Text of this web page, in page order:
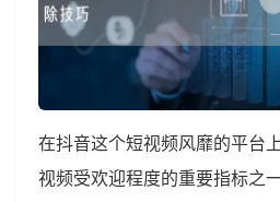
在抖音这个短视频风靡的平台
视频受欢迎程度的重要指标之